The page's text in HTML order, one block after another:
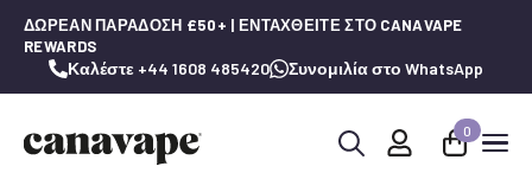
ΔΩΡΕΆΝ ΠΑΡΆΔΟΣΗ £50+ | ΕΝΤΑΧΘΕΊΤΕ ΣΤΟ CANAVAPE
REWARDS
Καλέστε +44 1608 485420 Συνομιλία στο WhatsApp
0